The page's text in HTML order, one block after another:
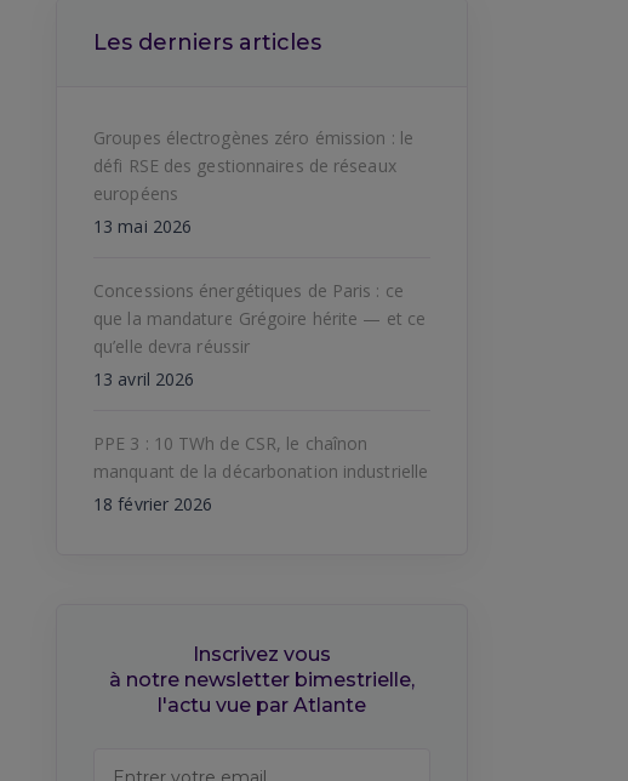
Les derniers articles
Groupes électrogènes zéro émission : le
défi RSE des gestionnaires de réseaux
européens
13 mai 2026
Concessions énergétiques de Paris : ce
que la mandature Grégoire hérite — et ce
qu’elle devra réussir
13 avril 2026
PPE 3 : 10 TWh de CSR, le chaînon
manquant de la décarbonation industrielle
18 février 2026
Inscrivez vous
à notre newsletter bimestrielle,
l'actu vue par Atlante